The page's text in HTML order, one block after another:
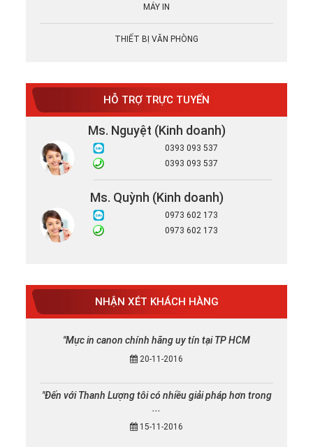
MÁY IN
THIẾT BỊ VĂN PHÒNG
HỖ TRỢ TRỰC TUYẾN
Ms. Nguyệt (Kinh doanh)
0393 093 537
0393 093 537
Ms. Quỳnh (Kinh doanh)
0973 602 173
0973 602 173
NHẬN XÉT KHÁCH HÀNG
"Mực in canon chính hãng uy tín tại TP HCM
20-11-2016
"Đến với Thanh Lượng tôi có nhiều giải pháp hơn trong
...
15-11-2016